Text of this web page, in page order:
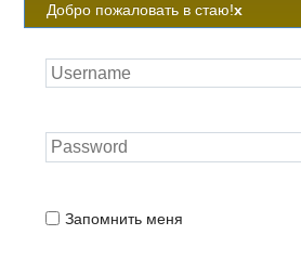
Добро пожаловать в стаю!x
Запомнить меня